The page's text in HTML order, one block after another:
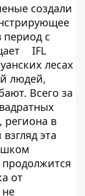
создали
с
IFL
лесах
людей,
Всего за
региона в
эта
от
не